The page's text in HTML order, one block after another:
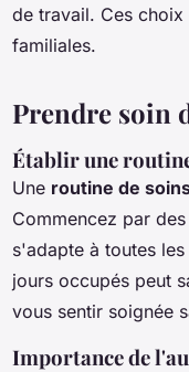
de travail. Ces
familiales.
Prendre soin
Établir une
Une routine de
Commencez par
s'adapte à toutes
jours occupés peut
vous sentir soignée
Importance de